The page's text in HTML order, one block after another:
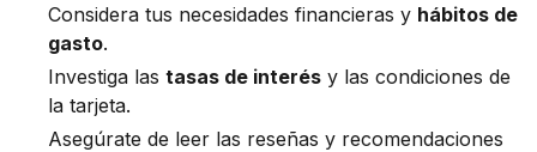
Considera tus necesidades financieras y hábitos de
gasto.
Investiga las tasas de interés y las condiciones de
la tarjeta.
Asegúrate de leer las reseñas y recomendaciones